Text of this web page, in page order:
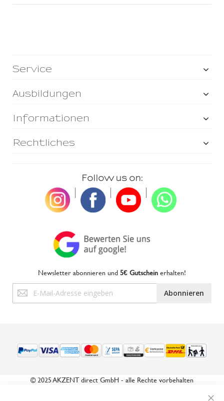
Service
Ausbildungen
Informationen
Rechtliches
Follow us on:
Newsletter abonnieren und5€ Gutscheinerhalten!
Anmeldung
zum
Abonnieren
© 2025 AKZENT direct GmbH - alle Rechte vorbehalten